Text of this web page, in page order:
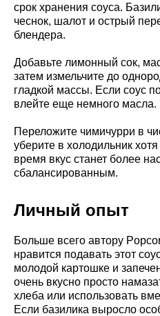
срок хранения соуса.
чеснок, шалот и острый
блендера.
Добавьте лимонный сок,
затем измельчите до
гладкой массы. Если соус
влейте еще немного масла.
Переложите чимичурри в
уберите в холодильник
время вкус станет более
сбалансированным.
Личный опыт
Больше всего автору
нравится подавать этот
молодой картошке и
очень вкусно просто
хлеба или использовать
Если базилика выросло